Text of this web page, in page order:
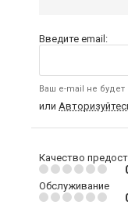
Введите email:
Ваш e-mail не будет
или
Качество
Обслуживание